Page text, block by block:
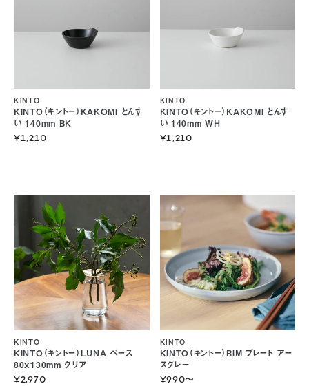
KINTO（キントー）KAKOMI とんす
い 140mm BK
KINTO
¥1,210
KINTO（キントー）KAKOMI とんす
い 140mm WH
KINTO
¥1,210
KINTO（キントー）LUNA ベース
80x130mm クリア
KINTO
¥2,970
KINTO（キントー）RIM プレート アー
スグレー
KINTO
〜
¥990